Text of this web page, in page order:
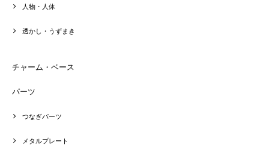
人物・人体
透かし・うずまき
チャーム・ベース
パーツ
つなぎパーツ
メタルプレート